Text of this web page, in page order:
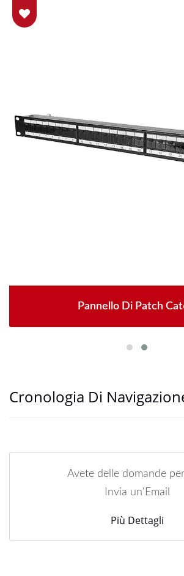
Pannello Di Patch
Cronologia Di
Avete delle domande
Invia un'Email
Più Dettagli